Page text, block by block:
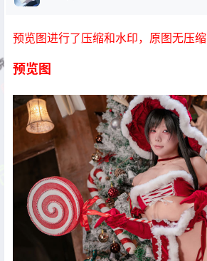
预览图进行了压缩和水印，原图无压缩
预览图